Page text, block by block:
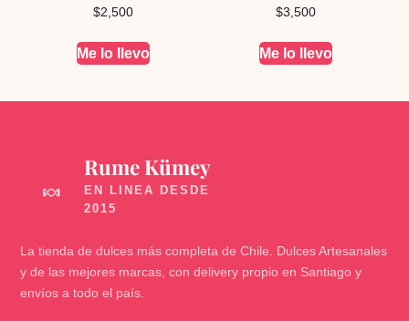
$2,500
Me lo llevo
$3,500
Me lo llevo
🍬
Rume Kümey
La tienda de dulces más completa de Chile. Dulces Artesanales
y de las mejores marcas, con delivery propio en Santiago y
envíos a todo el país.